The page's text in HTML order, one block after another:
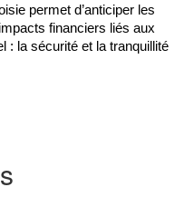
permet d’anticiper les
financiers liés aux
: la sécurité et la tranquillité